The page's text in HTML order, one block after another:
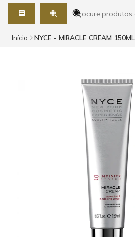
Início NYCE - MIRACLE CREAM 150ML